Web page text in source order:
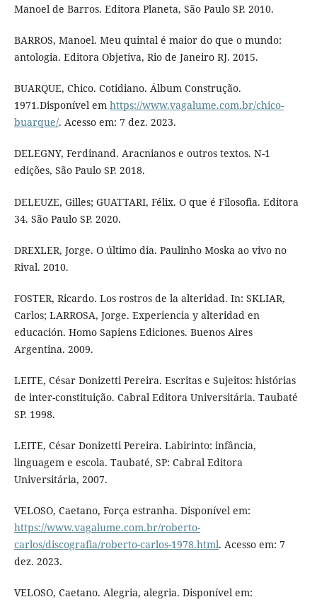
Manoel de Barros. Editora Planeta, São Paulo SP. 2010.
BARROS, Manoel. Meu quintal é maior do que o mundo:
antologia. Editora Objetiva, Rio de Janeiro RJ. 2015.
BUARQUE, Chico. Cotidiano. Álbum Construção.
1971.Disponível em https://www.vagalume.com.br/chico-
buarque/. Acesso em: 7 dez. 2023.
DELEGNY, Ferdinand. Aracnianos e outros textos. N-1
edições, São Paulo SP. 2018.
DELEUZE, Gilles; GUATTARI, Félix. O que é Filosofia. Editora
34. São Paulo SP. 2020.
DREXLER, Jorge. O último dia. Paulinho Moska ao vivo no
Rival. 2010.
FOSTER, Ricardo. Los rostros de la alteridad. In: SKLIAR,
Carlos; LARROSA, Jorge. Experiencia y alteridad en
educación. Homo Sapiens Ediciones. Buenos Aires
Argentina. 2009.
LEITE, César Donizetti Pereira. Escritas e Sujeitos: histórias
de inter-constituição. Cabral Editora Universitária. Taubaté
SP. 1998.
LEITE, César Donizetti Pereira. Labirinto: infância,
linguagem e escola. Taubaté, SP: Cabral Editora
Universitária, 2007.
VELOSO, Caetano, Força estranha. Disponível em:
https://www.vagalume.com.br/roberto-
carlos/discografia/roberto-carlos-1978.html. Acesso em: 7
dez. 2023.
VELOSO, Caetano. Alegria, alegria. Disponível em: